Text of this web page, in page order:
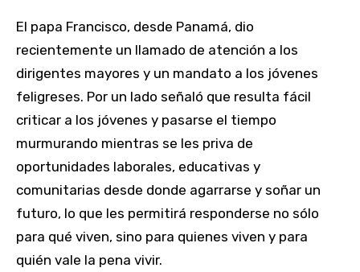
El papa Francisco, desde Panamá, dio
recientemente un llamado de atención a los
dirigentes mayores y un mandato a los jóvenes
feligreses. Por un lado señaló que resulta fácil
criticar a los jóvenes y pasarse el tiempo
murmurando mientras se les priva de
oportunidades laborales, educativas y
comunitarias desde donde agarrarse y soñar un
futuro, lo que les permitirá responderse no sólo
para qué viven, sino para quienes viven y para
quién vale la pena vivir.